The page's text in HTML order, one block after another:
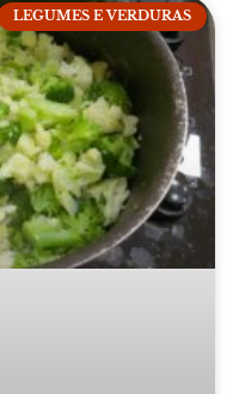
LEGUMES E VERDURAS